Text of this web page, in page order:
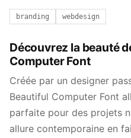
branding webdesign
Découvrez la beauté
Computer Font
Créée par un designer
Beautiful Computer Font
parfaite pour des projets
allure contemporaine en